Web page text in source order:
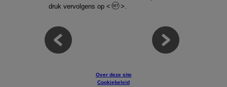
druk vervolgens op
Over deze site
Cookiebeleid